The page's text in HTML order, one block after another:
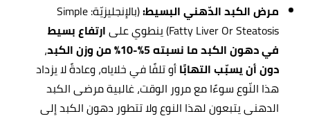
مرض الكبد الدّهني البسيط:
(بالإنجليزيّة: Simple
Fatty Liver Or Steatosis) ينطوي على
ارتفاع بسيط
في دهون الكبد ما نسبته 5%-10% من وزن الكبد
،
دون أن يسبّب التهابًاأو تلفًا في خلاياه، وعادةً لا يزداد
هذا النّوع سوءًا مع مرور الوقت، غالبية مرضى الكبد
الدهني يتبعون لهذا النوع ولا تتطور دهون الكبد إلى